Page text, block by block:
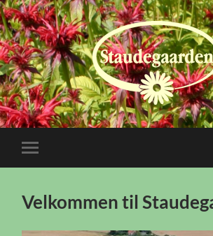
Toggle
mobile
Velkommen til